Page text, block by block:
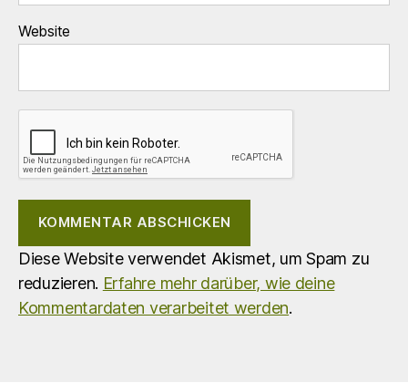
Website
Diese Website verwendet Akismet, um Spam zu
reduzieren. Erfahre mehr darüber, wie deine
Kommentardaten verarbeitet werden.